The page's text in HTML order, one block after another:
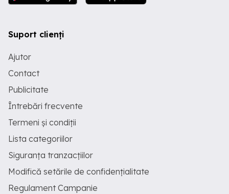
Suport clienți
Ajutor
Contact
Publicitate
Întrebări frecvente
Termeni și condiții
Lista categoriilor
Siguranța tranzacțiilor
Modifică setările de confidențialitate
Regulament Campanie